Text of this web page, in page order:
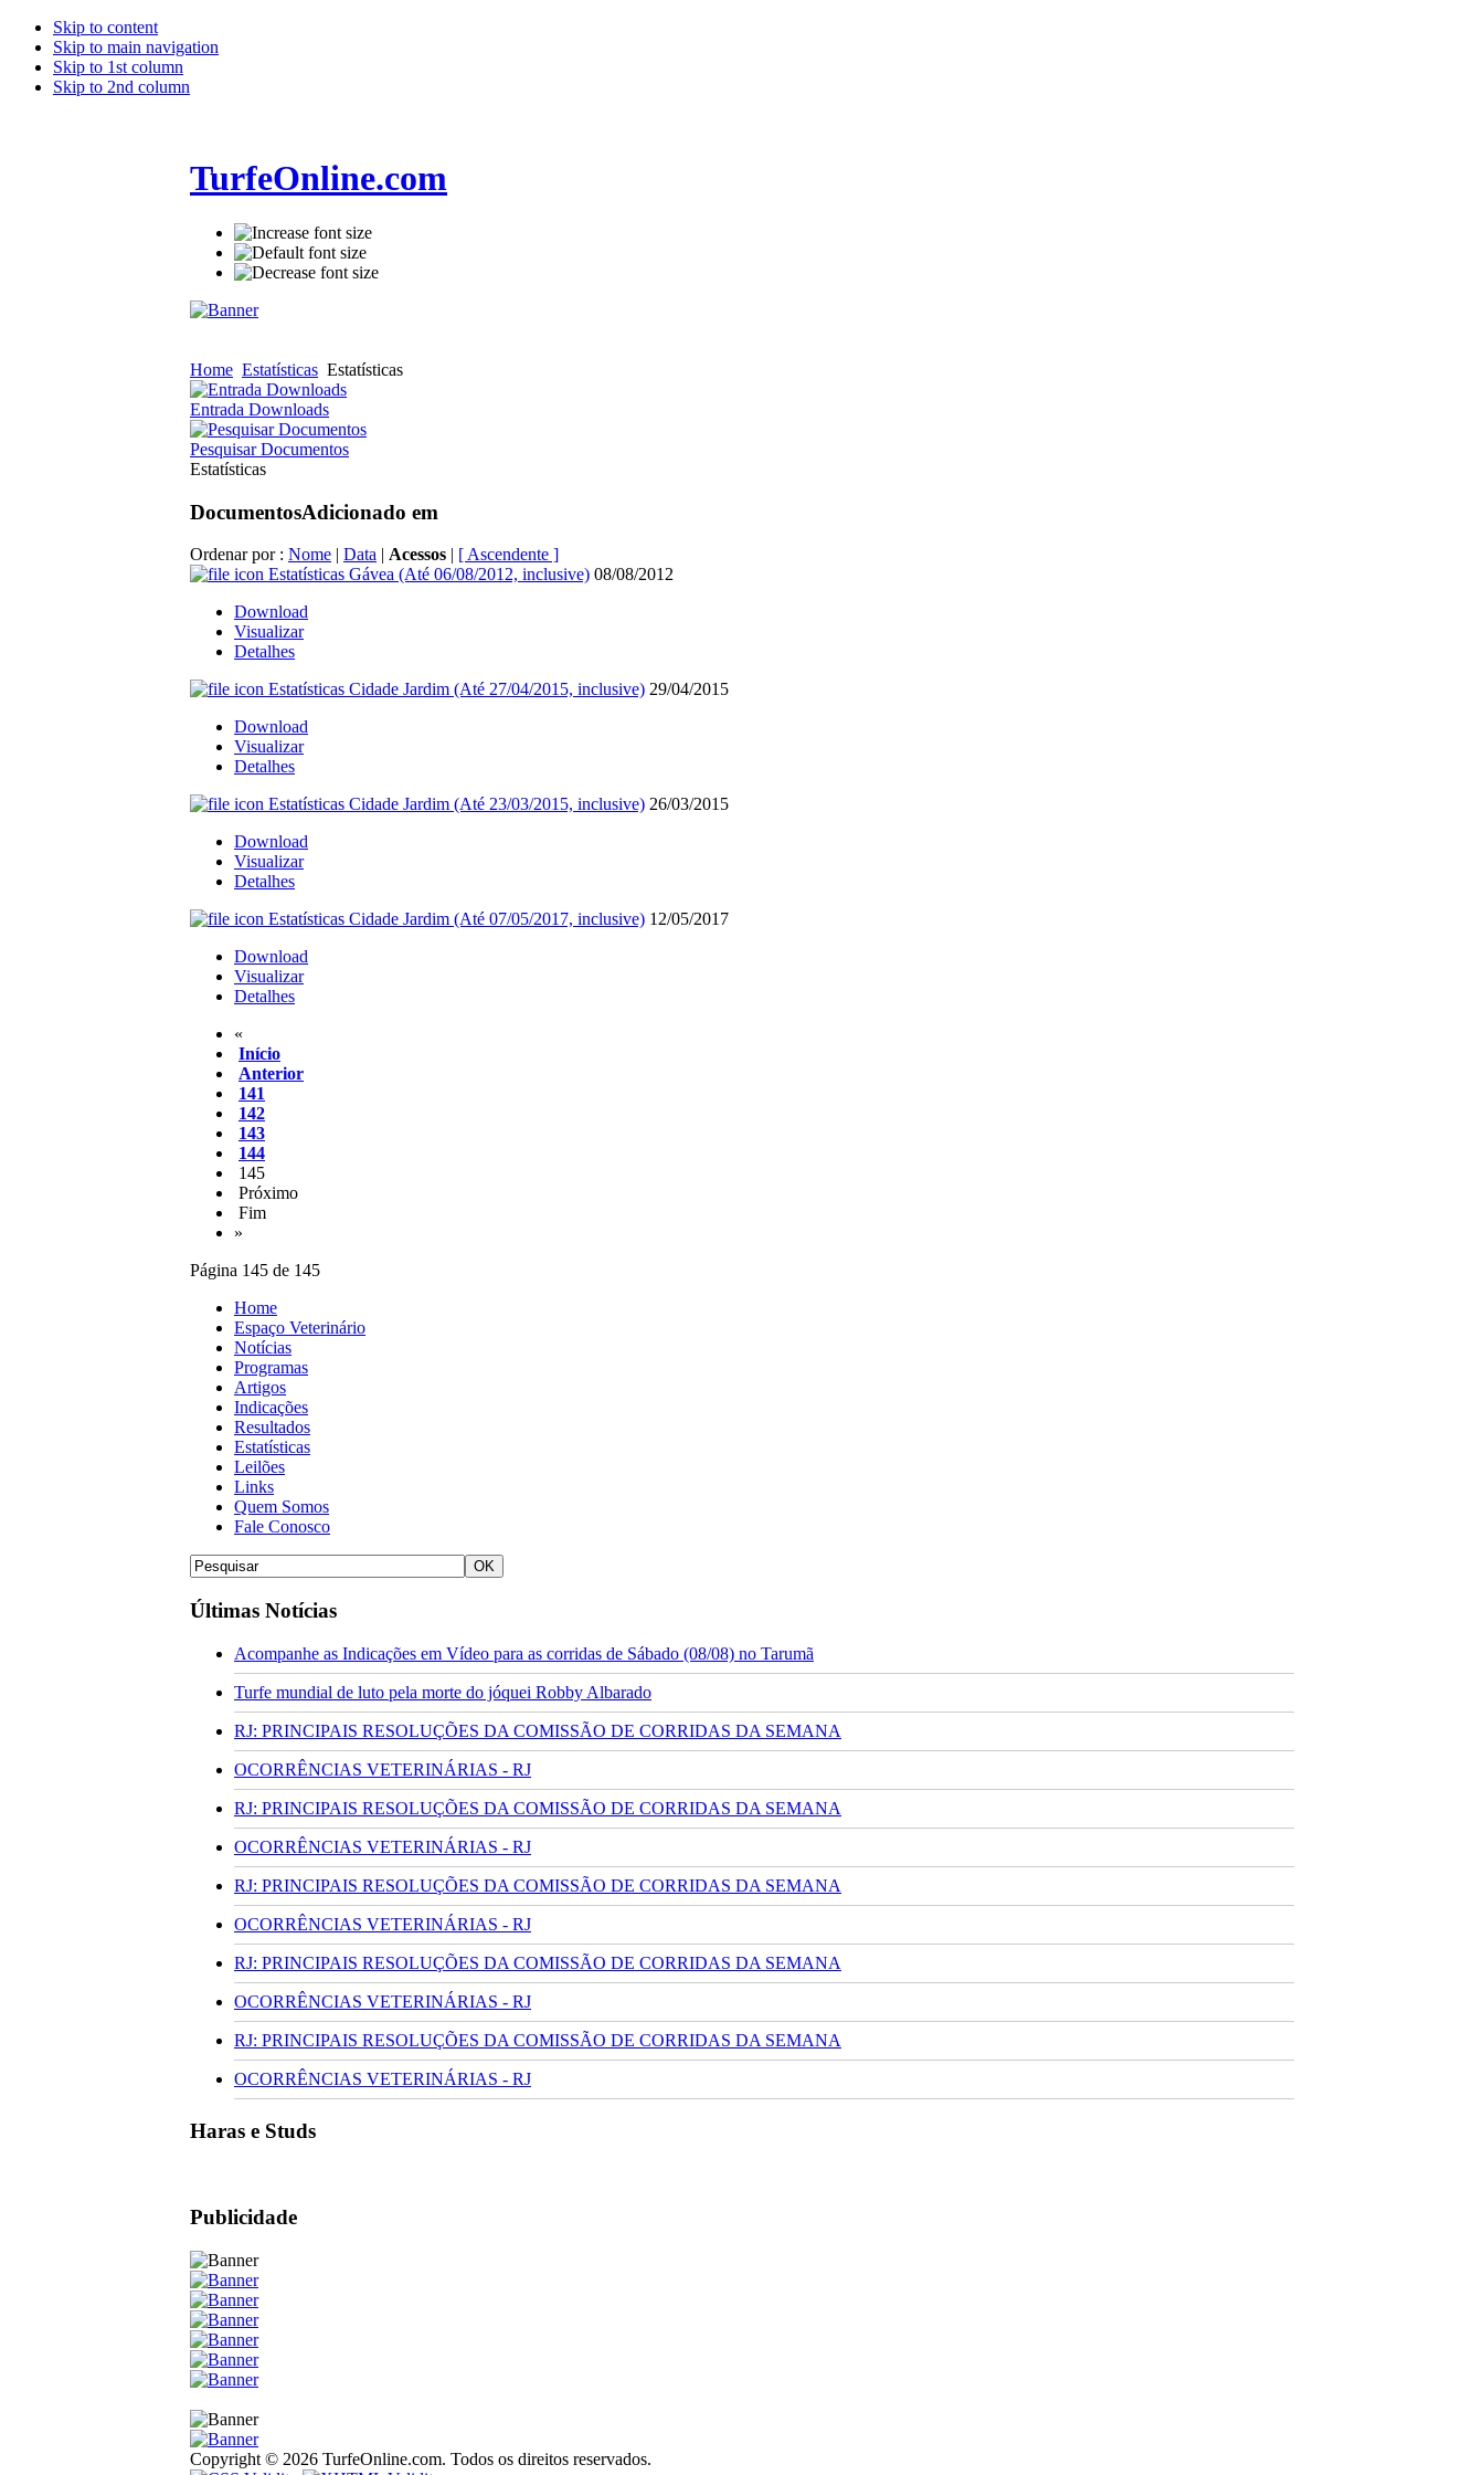
Skip to content
Skip to main navigation
Skip to 1st column
Skip to 2nd column
TurfeOnline.com
Home Estatísticas Estatísticas
Entrada Downloads
Pesquisar Documentos
Estatísticas
DocumentosAdicionado em
Ordenar por : Nome | Data | Acessos | [ Ascendente ]
Estatísticas Gávea (Até 06/08/2012, inclusive) 08/08/2012
Download
Visualizar
Detalhes
Estatísticas Cidade Jardim (Até 27/04/2015, inclusive) 29/04/2015
Download
Visualizar
Detalhes
Estatísticas Cidade Jardim (Até 23/03/2015, inclusive) 26/03/2015
Download
Visualizar
Detalhes
Estatísticas Cidade Jardim (Até 07/05/2017, inclusive) 12/05/2017
Download
Visualizar
Detalhes
«
Início
Anterior
141
142
143
144
145
Próximo
Fim
»
Página 145 de 145
Home
Espaço Veterinário
Notícias
Programas
Artigos
Indicações
Resultados
Estatísticas
Leilões
Links
Quem Somos
Fale Conosco
Últimas Notícias
Acompanhe as Indicações em Vídeo para as corridas de Sábado (08/08) no Tarumã
Turfe mundial de luto pela morte do jóquei Robby Albarado
RJ: PRINCIPAIS RESOLUÇÕES DA COMISSÃO DE CORRIDAS DA SEMANA
OCORRÊNCIAS VETERINÁRIAS - RJ
RJ: PRINCIPAIS RESOLUÇÕES DA COMISSÃO DE CORRIDAS DA SEMANA
OCORRÊNCIAS VETERINÁRIAS - RJ
RJ: PRINCIPAIS RESOLUÇÕES DA COMISSÃO DE CORRIDAS DA SEMANA
OCORRÊNCIAS VETERINÁRIAS - RJ
RJ: PRINCIPAIS RESOLUÇÕES DA COMISSÃO DE CORRIDAS DA SEMANA
OCORRÊNCIAS VETERINÁRIAS - RJ
RJ: PRINCIPAIS RESOLUÇÕES DA COMISSÃO DE CORRIDAS DA SEMANA
OCORRÊNCIAS VETERINÁRIAS - RJ
Haras e Studs
Publicidade
Copyright © 2026 TurfeOnline.com. Todos os direitos reservados.